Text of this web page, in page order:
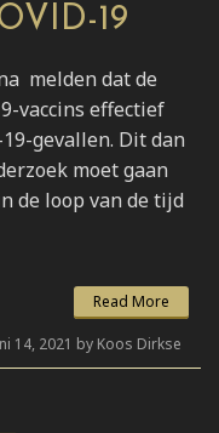
19
melden dat de
vaccins effectief
gevallen. Dit dan
moet gaan
de loop van de tijd
Read More
14, 2021 by Koos Dirkse